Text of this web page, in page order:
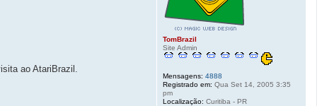
TomBrazil
Site Admin
Mensagens: 4888
Registrado em: Qua Set 14, 2005 3:35
pm
Localização: Curitiba - PR
ao AtariBrazil.